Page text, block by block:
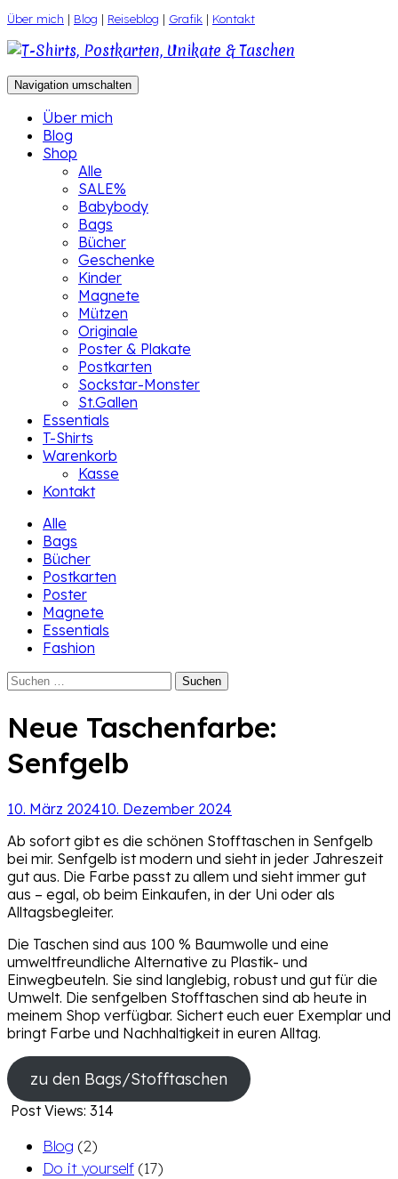
Zum
Inhalt
springen
Über mich | Blog | Reiseblog | Grafik | Kontakt
Navigation umschalten
Über mich
Blog
Shop
Alle
SALE%
Babybody
Bags
Bücher
Geschenke
Kinder
Magnete
Mützen
Originale
Poster & Plakate
Postkarten
Sockstar-Monster
St.Gallen
Essentials
T-Shirts
Warenkorb
Kasse
Kontakt
Alle
Bags
Bücher
Postkarten
Poster
Magnete
Essentials
Fashion
Suchen
Neue Taschenfarbe:
Senfgelb
10. März 202410. Dezember 2024
Ab sofort gibt es die schönen Stofftaschen in Senfgelb
bei mir. Senfgelb ist modern und sieht in jeder Jahreszeit
gut aus. Die Farbe passt zu allem und sieht immer gut
aus – egal, ob beim Einkaufen, in der Uni oder als
Alltagsbegleiter.
Die Taschen sind aus 100 % Baumwolle und eine
umweltfreundliche Alternative zu Plastik- und
Einwegbeuteln. Sie sind langlebig, robust und gut für die
Umwelt. Die senfgelben Stofftaschen sind ab heute in
meinem Shop verfügbar. Sichert euch euer Exemplar und
bringt Farbe und Nachhaltigkeit in euren Alltag.
zu den Bags/Stofftaschen
Post Views: 314
Blog (2)
Do it yourself (17)